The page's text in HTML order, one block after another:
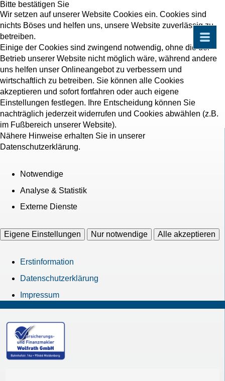
Bitte bestätigen Sie
Wir setzen auf unserer Website Cookies ein. Cookies sind
nichts Böses und helfen uns, unsere Website zuverlässig zu
betreiben.
Einige der Cookies sind zwingend notwendig, ohne die der
Betrieb unserer Website nicht möglich wäre, während andere
uns helfen unser Onlineangebot zu verbessern und
wirtschaftlich zu betreiben. Sie können alle Cookies
akzeptieren und sofort fortfahren oder auch eigene
Einstellungen festlegen. Ihre Entscheidung können Sie
nachträglich jederzeit widerrufen und Cookies abwählen (z.B.
im Fußbereich unserer Website).
Nähere Hinweise erhalten Sie in unserer
Datenschutzerklärung.
Notwendige
Analyse & Statistik
Externe Dienste
Eigene Einstellungen Nur notwendige Alle akzeptieren
Erstinformation
Datenschutzerklärung
Impressum